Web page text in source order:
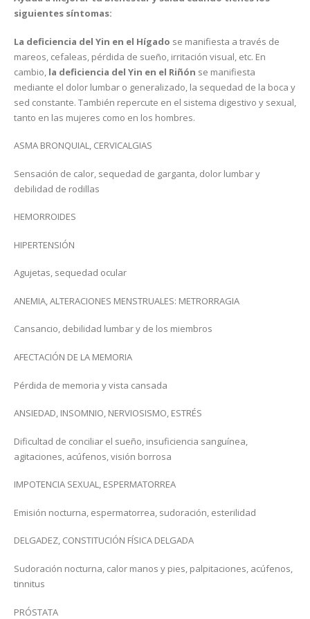
siguientes síntomas:
La deficiencia del Yin en el Hígado se manifiesta a través de
mareos, cefaleas, pérdida de sueño, irritación visual, etc. En
cambio, la deficiencia del Yin en el Riñón se manifiesta
mediante el dolor lumbar o generalizado, la sequedad de la boca y
sed constante. También repercute en el sistema digestivo y sexual,
tanto en las mujeres como en los hombres.
ASMA BRONQUIAL, CERVICALGIAS
Sensación de calor, sequedad de garganta, dolor lumbar y
debilidad de rodillas
HEMORROIDES
HIPERTENSIÓN
Agujetas, sequedad ocular
ANEMIA, ALTERACIONES MENSTRUALES: METRORRAGIA
Cansancio, debilidad lumbar y de los miembros
AFECTACIÓN DE LA MEMORIA
Pérdida de memoria y vista cansada
ANSIEDAD, INSOMNIO, NERVIOSISMO, ESTRÉS
Dificultad de conciliar el sueño, insuficiencia sanguínea,
agitaciones, acúfenos, visión borrosa
IMPOTENCIA SEXUAL, ESPERMATORREA
Emisión nocturna, espermatorrea, sudoración, esterilidad
DELGADEZ, CONSTITUCIÓN FÍSICA DELGADA
Sudoración nocturna, calor manos y pies, palpitaciones, acúfenos,
tinnitus
PRÓSTATA